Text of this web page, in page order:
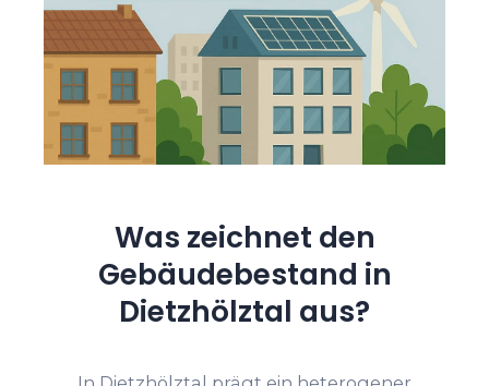
Was zeichnet den
Gebäudebestand in
Dietzhölztal aus?